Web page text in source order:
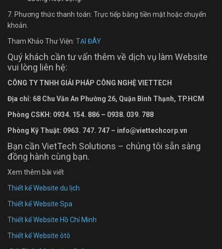
7. Phương thức thanh toán: Trực tiếp bằng tiền mặt hoặc chuyển
khoản.
Tham Khảo Thư Viện: TẠI ĐÂY
Quý khách cần tư vấn thêm về dịch vụ làm Website
vui lòng liên hệ:
CÔNG TY TNHH GIẢI PHÁP CÔNG NGHỆ VIETTECH
Địa chỉ: 68 Chu Văn An Phường 26, Quận Bình Thạnh, TP.HCM
Phòng CSKH: 0934. 154. 886 – 0938. 039. 788
Phòng Kỹ Thuật: 0963. 747. 747 – info@viettechcorp.vn
Bạn cần VietTech Solutions – chúng tôi sẵn sàng
đồng hành cùng bạn.
Xem thêm bài viết
Thiết kế Website du lịch
Thiết kế Website Spa
Thiết kế Website Hồ Chí Minh
Thiết kế Website ôtô